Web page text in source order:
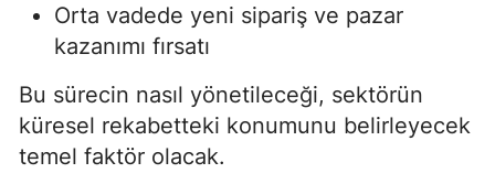
Orta vadede yeni sipariş ve pazar
kazanımı fırsatı
Bu sürecin nasıl yönetileceği, sektörün
küresel rekabetteki konumunu belirleyecek
temel faktör olacak.